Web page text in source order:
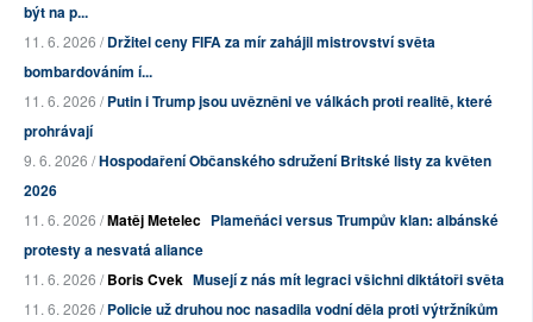
být na p...
11. 6. 2026 /Držitel ceny FIFA za mír zahájil mistrovství světa
bombardováním í...
11. 6. 2026 /Putin i Trump jsou uvězněni ve válkách proti realitě, které
prohrávají
9. 6. 2026 /Hospodaření Občanského sdružení Britské listy za květen
2026
11. 6. 2026 /Matěj Metelec Plameňáci versus Trumpův klan: albánské
protesty a nesvatá aliance
11. 6. 2026 /Boris Cvek Musejí z nás mít legraci všichni diktátoři světa
11. 6. 2026 /Policie už druhou noc nasadila vodní děla proti výtržníkům